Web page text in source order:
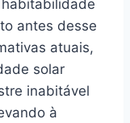
antes desse
atuais,
solar
inabitável
à